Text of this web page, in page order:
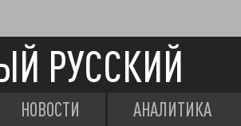
РУССКИЙ
НОВОСТИ АНАЛИТИКА